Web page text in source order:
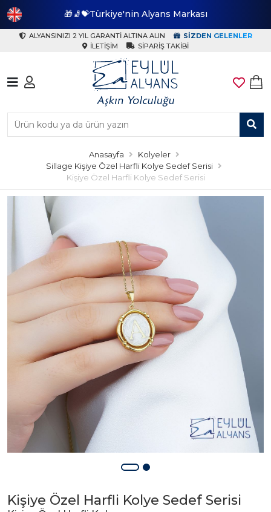
🎁🧦💝Türkiye'nin Alyans Markası
ALYANSINIZI 2 YIL GARANTI ALTINA ALIN
SIZDEN GELENLER
İLETIŞIM
SIPARIŞ TAKIBI
Anasayfa
Kolyeler
Sillage Kişiye Özel Harfli Kolye Sedef Serisi
Kişiye Özel Harfli Kolye Sedef Serisi
Kişiye Özel Harfli Kolye Sedef Serisi